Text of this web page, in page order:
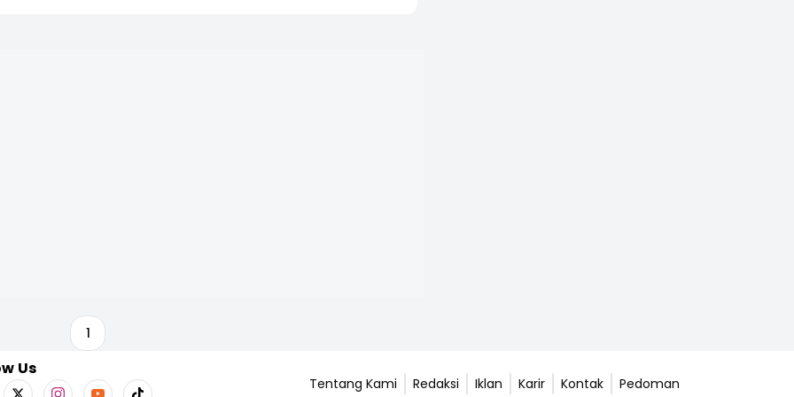
1
Us
Tentang Kami Redaksi Iklan Karir Kontak Pedoman